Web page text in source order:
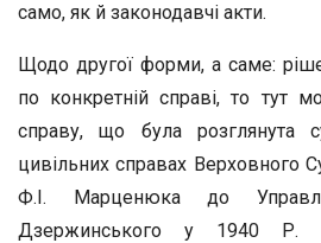
само, як й законодавчі акти.
Щодо другої форми, а саме:
по конкретній справі, то тут
справу, що була розглянута
цивільних справах Верховного
Ф.І. Марценюка до
Дзержинського у 1940 Р.